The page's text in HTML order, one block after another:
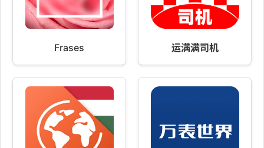
Frases 运满满司机